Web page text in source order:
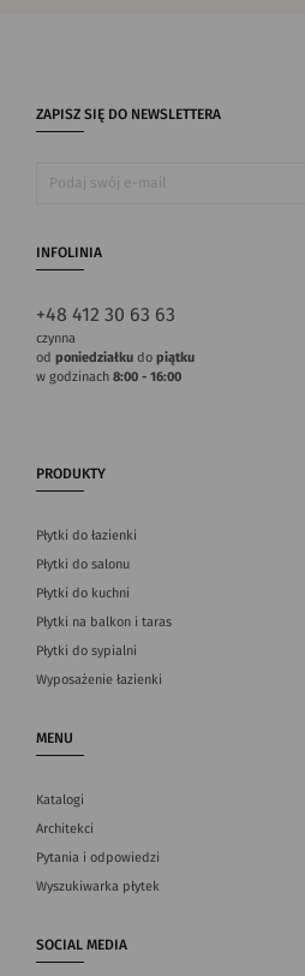
ZAPISZ SIĘ DO NEWSLETTERA
INFOLINIA
+48 412 30 63 63
czynna
od poniedziałku do piątku
w godzinach 8:00 - 16:00
PRODUKTY
Płytki do łazienki
Płytki do salonu
Płytki do kuchni
Płytki na balkon i taras
Płytki do sypialni
Wyposażenie łazienki
MENU
Katalogi
Architekci
Pytania i odpowiedzi
Wyszukiwarka płytek
SOCIAL MEDIA